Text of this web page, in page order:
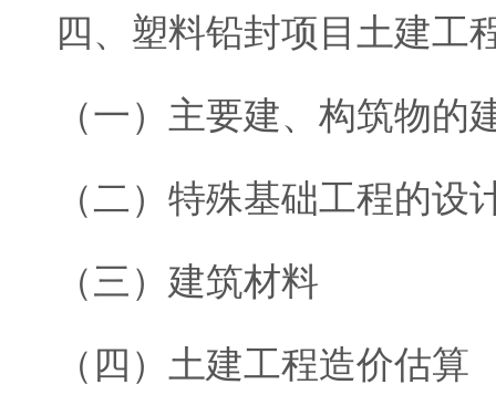
四、塑料铅封项目土建工
（一）主要建、构筑物的
（二）特殊基础工程的设
（三）建筑材料
（四）土建工程造价估算